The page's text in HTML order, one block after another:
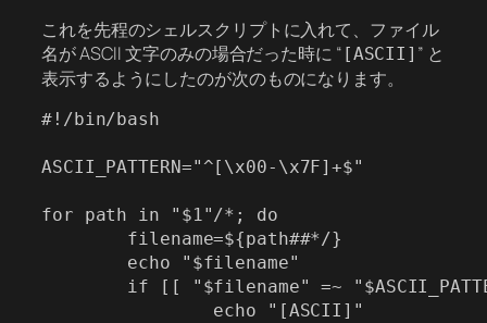
これを先程のシェルスクリプトに入れて、ファイル
名が ASCII 文字のみの場合だった時に “ [ASCII] ” と
表示するようにしたのが次のものになります。
#!/bin/bash
ASCII_PATTERN="^[\x00-\x7F]+$"
for path in "$1"/*; do
        filename=${path##*/}
        echo "$filename"
if [[ "$filename" =~
                echo "[ASCII]"